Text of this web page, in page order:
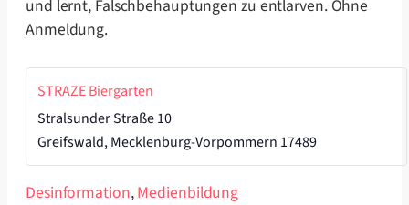
und lernt, Falschbehauptungen zu entlarven. Ohne
Anmeldung.
STRAZE Biergarten
Stralsunder Straße 10
Greifswald,Mecklenburg-Vorpommern 17489
Desinformation,Medienbildung